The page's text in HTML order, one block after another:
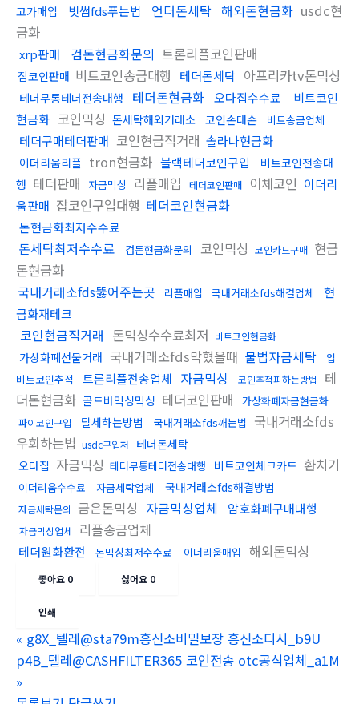
고가매입
빗썸fds푸는법 언더돈세탁 해외돈현금화 usdc현
금화
xrp판매 검돈현금화문의 트론리플코인판매
잡코인판매 비트코인송금대행 테더돈세탁 아프리카tv돈믹싱
테더무통테더전송대행 테더돈현금화 오다집수수료
비트코인
현금화 코인믹싱 돈세탁해외거래소 코인손대손 비트송금업체
테더구매테더판매 코인현금직거래 솔라나현금화
이더리움리플 tron현금화 블랙테더코인구입
비트코인전송대
행 테더판매 자금믹싱 리플매입 테더코인판매 이체코인 이더리
움판매 잡코인구입대행 테더코인현금화
돈현금화최저수수료
돈세탁최저수수료 검돈현금화문의 코인믹싱 코인카드구매 현금
돈현금화
국내거래소fds뚫어주는곳
리플매입 국내거래소fds해결업체
현
금화재테크
코인현금직거래 돈믹싱수수료최저 비트코인현금화
가상화폐선물거래 국내거래소fds막혔을때 불법자금세탁
업
비트코인추적
트론리플전송업체 자금믹싱 코인추적피하는방법
테
더돈현금화 골드바믹싱믹싱 테더코인판매 가상화폐자금현금화
파이코인구입 탈세하는방법 국내거래소fds깨는법
국내거래소fds
우회하는법 usdc구입처
테더돈세탁
오다집 자금믹싱 테더무통테더전송대행 비트코인체크카드 환치기
이더리움수수료 자금세탁업체 국내거래소fds해결방법
자금세탁문의 금은돈믹싱 자금믹싱업체 암호화폐구매대행
자금믹싱업체 리플송금업체
테더원화환전 돈믹싱최저수수료 이더리움매입 해외돈믹싱
좋아요 0 싫어요 0
인쇄
« g8X_텔레@sta79m흥신소비밀보장 흥신소디시_b9U
p4B_텔레@CASHFILTER365 코인전송 otc공식업체_a1M
»